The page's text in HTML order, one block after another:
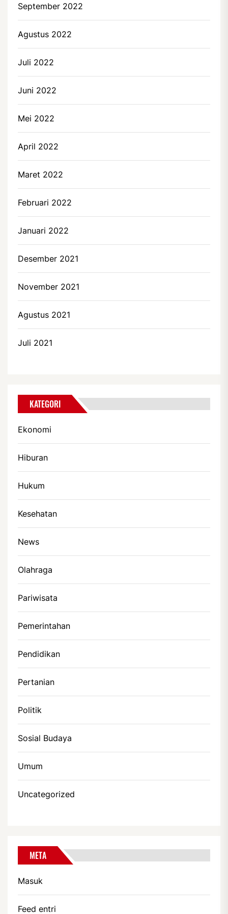
September 2022
Agustus 2022
Juli 2022
Juni 2022
Mei 2022
April 2022
Maret 2022
Februari 2022
Januari 2022
Desember 2021
November 2021
Agustus 2021
Juli 2021
KATEGORI
Ekonomi
Hiburan
Hukum
Kesehatan
News
Olahraga
Pariwisata
Pemerintahan
Pendidikan
Pertanian
Politik
Sosial Budaya
Umum
Uncategorized
META
Masuk
Feed entri